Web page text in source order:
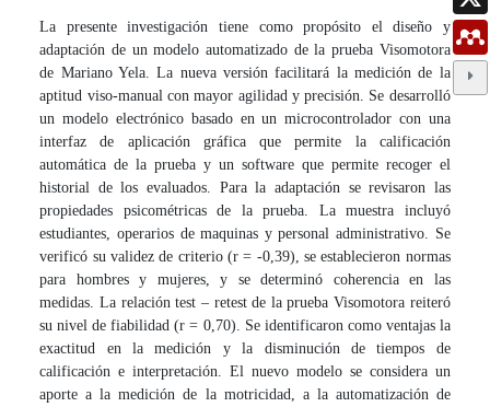
La presente investigación tiene como propósito el diseño y
adaptación de un modelo automatizado de la prueba Visomotora
de Mariano Yela. La nueva versión facilitará la medición de la
aptitud viso-manual con mayor agilidad y precisión. Se desarrolló
un modelo electrónico basado en un microcontrolador con una
interfaz de aplicación gráfica que permite la calificación
automática de la prueba y un software que permite recoger el
historial de los evaluados. Para la adaptación se revisaron las
propiedades psicométricas de la prueba. La muestra incluyó
estudiantes, operarios de maquinas y personal administrativo. Se
verificó su validez de criterio (r = -0,39), se establecieron normas
para hombres y mujeres, y se determinó coherencia en las
medidas. La relación test – retest de la prueba Visomotora reiteró
su nivel de fiabilidad (r = 0,70). Se identificaron como ventajas la
exactitud en la medición y la disminución de tiempos de
calificación e interpretación. El nuevo modelo se considera un
aporte a la medición de la motricidad, a la automatización de